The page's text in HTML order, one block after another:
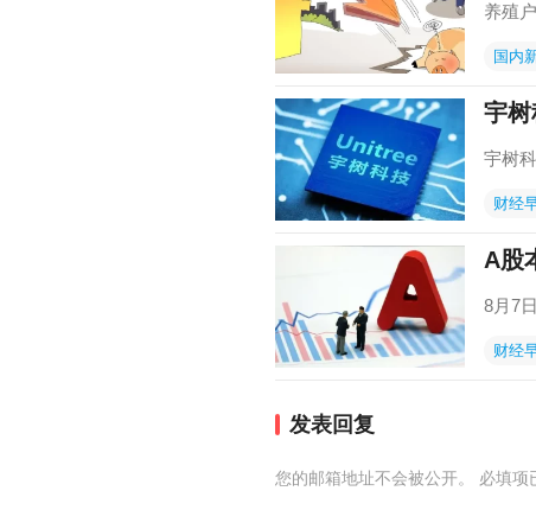
养殖
国内
宇
宇树
财经
A股
8月7
财经
发表回复
您的邮箱地址不会被公开。 必填项